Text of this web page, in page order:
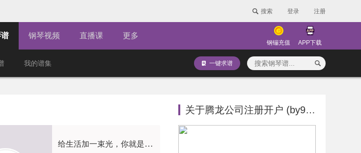
搜索 登录 注册
钢琴视频 直播课 更多
钢镚充值 APP下载
我的谱集 一键求谱
给生活加一束光，你就是夜空中最亮的星
关于腾龙公司注册开户 (by9394点cc)-最新版本